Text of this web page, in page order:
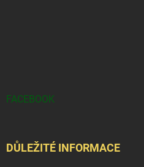
FACEBOOK
DŮLEŽITÉ INFORMACE